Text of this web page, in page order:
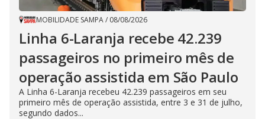
MOBILIDADE SAMPA/ 08/08/2026
Linha 6-Laranja recebe 42.239
passageiros no primeiro mês de
operação assistida em São Paulo
A Linha 6-Laranja recebeu 42.239 passageiros em seu
primeiro mês de operação assistida, entre 3 e 31 de julho,
segundo dados...